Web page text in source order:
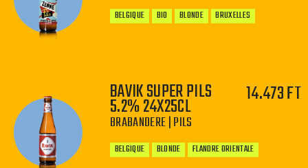
BELGIQUE BIO BLONDE BRUXELLES
− +
BAVIK SUPER PILS
5.2% 24X25CL
BRABANDERE | PILS
14.473 FT
BELGIQUE BLONDE FLANDRE ORIENTALE